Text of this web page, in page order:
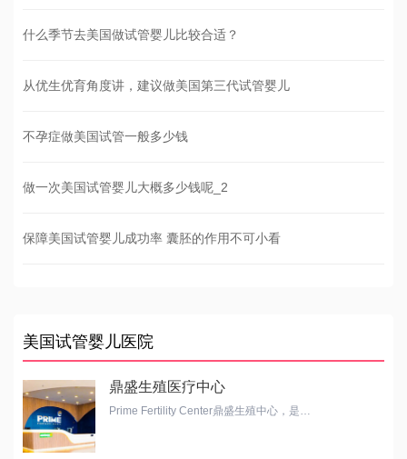
什么季节去美国做试管婴儿比较合适？
从优生优育角度讲，建议做美国第三代试管婴儿
不孕症做美国试管一般多少钱
做一次美国试管婴儿大概多少钱呢_2
保障美国试管婴儿成功率 囊胚的作用不可小看
美国试管婴儿医院
鼎盛生殖医疗中心
Prime Fertility Center鼎盛生殖中心，是…